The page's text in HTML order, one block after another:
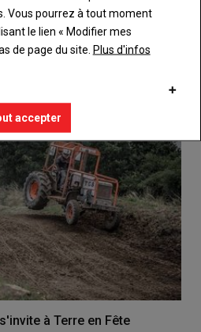
à Terre en Fête
Vous pourrez à tout moment
le lien « Modifier mes
de page du site. Plus d'infos
accepter